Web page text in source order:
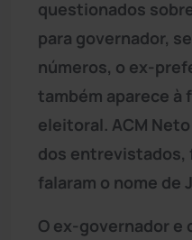
questionados
para governador,
números, o ex-
também aparece à
eleitoral. ACM
dos entrevistados,
falaram o nome de
O ex-governador e